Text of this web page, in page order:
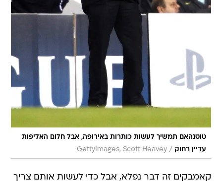
טוטנהאם תמשיך לעשות כותרות באירופה, אבל חלום האליפות
עדיין רחוק /
GettyImages, Scott Heavey
קאמבקים זה דבר נפלא, אבל כדי לעשות אותם צריך